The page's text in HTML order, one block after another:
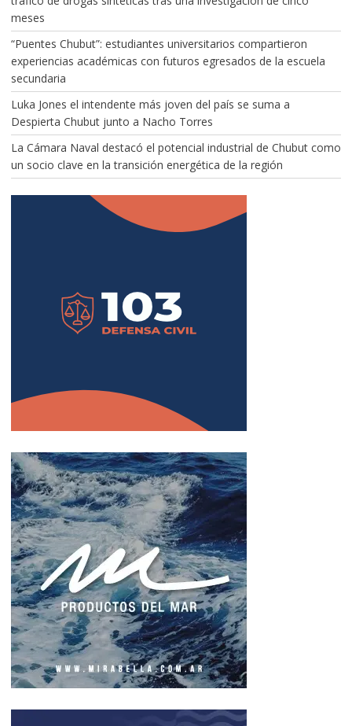
meses
“Puentes Chubut”: estudiantes universitarios compartieron
experiencias académicas con futuros egresados de la escuela
secundaria
Luka Jones el intendente más joven del país se suma a
Despierta Chubut junto a Nacho Torres
La Cámara Naval destacó el potencial industrial de Chubut como
un socio clave en la transición energética de la región